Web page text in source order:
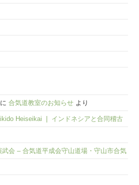
に合気道教室のお知らせ より
Heiseikai | インドネシアと合同稽古
武会 – 合気道平成会守山道場・守山市合気